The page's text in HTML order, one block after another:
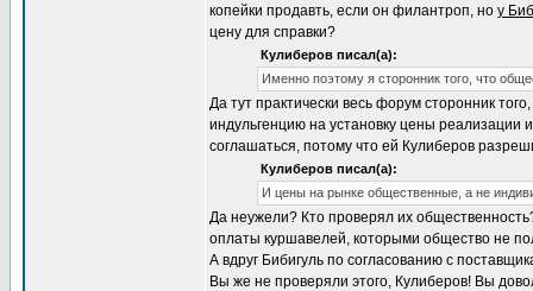
копейки продавть, если он филантроп, но у
цену для справки?
Кулиберов писал(а):
Именно поэтому я сторонник того, что
Да тут практически весь форум сторонник
индульгенцию на установку цены реализации
соглашаться, потому что ей Кулиберов
Кулиберов писал(а):
И цены на рынке общественные, а не
Да неужели? Кто проверял их
оплаты куршавелей, которыми общество не
А вдруг Бибигуль по согласованию с
Вы же не проверяли этого, Кулиберов! Вы